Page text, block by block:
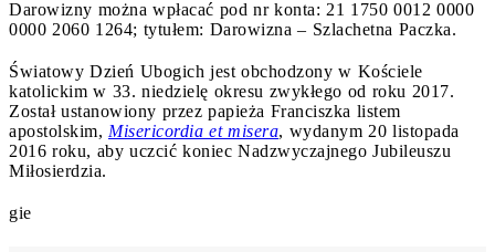
Darowizny można wpłacać pod nr konta: 21 1750 0012 0000
0000 2060 1264; tytułem: Darowizna – Szlachetna Paczka.
Światowy Dzień Ubogich jest obchodzony w Kościele
katolickim w 33. niedzielę okresu zwykłego od roku 2017.
Został ustanowiony przez papieża Franciszka listem
apostolskim, Misericordia et misera, wydanym 20 listopada
2016 roku, aby uczcić koniec Nadzwyczajnego Jubileuszu
Miłosierdzia.
gie